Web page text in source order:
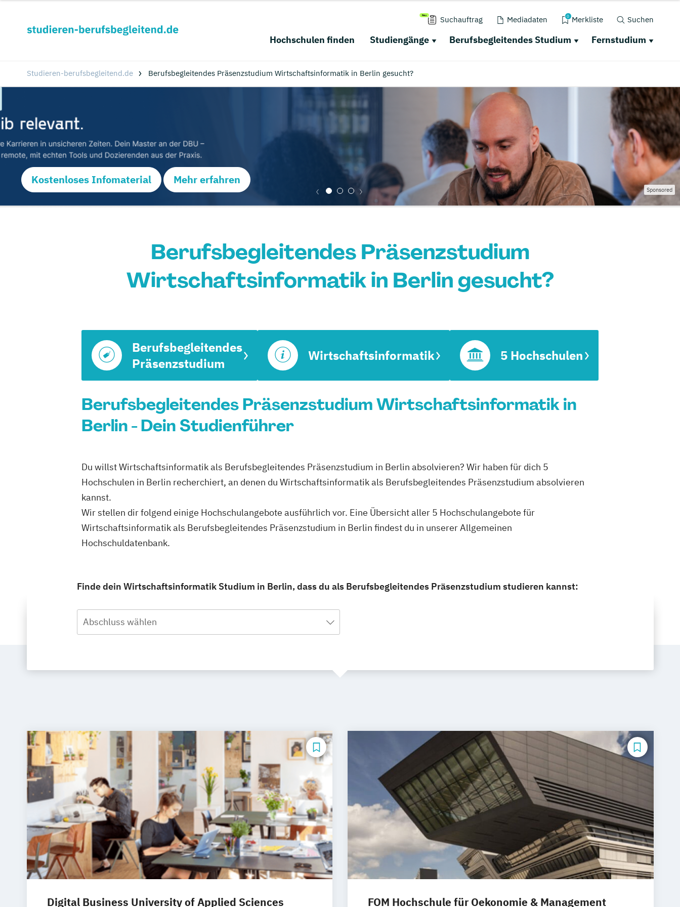
Suchauftrag Mediadaten 0 Merkliste Suchen
Hochschulen finden Studiengänge Berufsbegleitendes Studium Fernstudium
Studieren-berufsbegleitend.de Berufsbegleitendes Präsenzstudium Wirtschaftsinformatik in Berlin gesucht?
Kostenloses Infomaterial Mehr erfahren
Sponsored
Berufsbegleitendes Präsenzstudium
Wirtschaftsinformatik in Berlin gesucht?
Berufsbegleitendes
Präsenzstudium
Wirtschaftsinformatik 5 Hochschulen
Berufsbegleitendes Präsenzstudium Wirtschaftsinformatik in
Berlin - Dein Studienführer
Du willst Wirtschaftsinformatik als Berufsbegleitendes Präsenzstudium in Berlin absolvieren? Wir haben für dich 5
Hochschulen in Berlin recherchiert, an denen du Wirtschaftsinformatik als Berufsbegleitendes Präsenzstudium absolvieren
kannst.
Wir stellen dir folgend einige Hochschulangebote ausführlich vor. Eine Übersicht aller 5 Hochschulangebote für
Wirtschaftsinformatik als Berufsbegleitendes Präsenzstudium in Berlin findest du in unserer Allgemeinen
Hochschuldatenbank.
Finde dein Wirtschaftsinformatik Studium in Berlin, dass du als Berufsbegleitendes Präsenzstudium studieren kannst:
Abschluss wählen
Digital Business University of Applied Sciences FOM Hochschule für Oekonomie & Management